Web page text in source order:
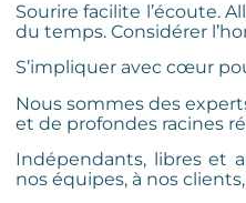
Sourire facilite l’écoute.
du temps. Considérer
S’impliquer avec cœur
Nous sommes des
et de profondes racines
Indépendants, libres et
nos équipes, à nos